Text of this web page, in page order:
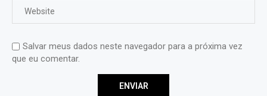
Salvar meus dados neste navegador para a próxima vez
que eu comentar.